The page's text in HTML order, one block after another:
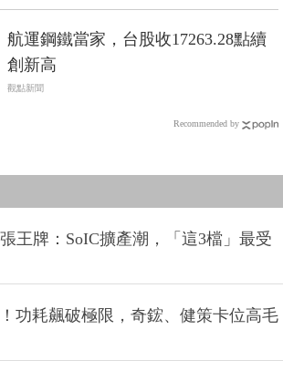
航運鋼鐵當家，台股收17263.28點續
創新高
觀點新聞
Recommended by
王牌：SoIC擴產潮，「這3檔」最受
功耗飆破極限，奇鋐、健策卡位高毛